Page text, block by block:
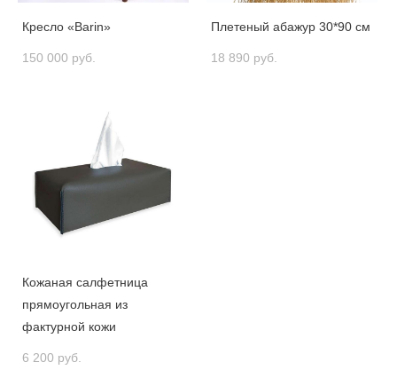
Кресло «Barin»
150 000 pуб.
Плетеный абажур 30*90 см
18 890 pуб.
Кожаная салфетница
прямоугольная из
фактурной кожи
6 200 pуб.